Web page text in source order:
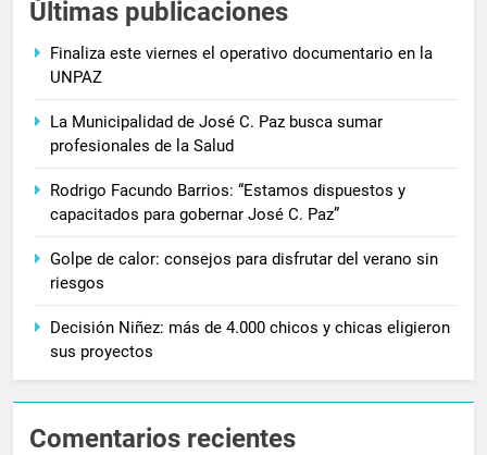
Últimas publicaciones
Finaliza este viernes el operativo documentario en la
UNPAZ
La Municipalidad de José C. Paz busca sumar
profesionales de la Salud
Rodrigo Facundo Barrios: “Estamos dispuestos y
capacitados para gobernar José C. Paz”
Golpe de calor: consejos para disfrutar del verano sin
riesgos
Decisión Niñez: más de 4.000 chicos y chicas eligieron
sus proyectos
Comentarios recientes